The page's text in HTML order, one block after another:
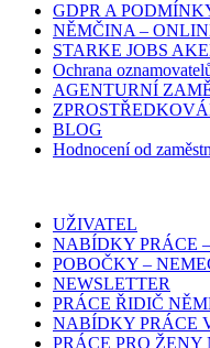
GDPR A
NĚMČINA –
STARKE JOBS
Ochrana
AGENTURNÍ
BLOG
Hodnocení od
UŽIVATEL
NABÍDKY PRÁCE
POBOČKY –
NEWSLETTER
PRÁCE ŘIDIČ
NABÍDKY PRÁCE
PRÁCE PRO ŽENY